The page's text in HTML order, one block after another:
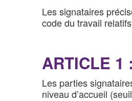
Les signataires
code du travail
ARTICLE 1
Les parties
niveau d’accueil